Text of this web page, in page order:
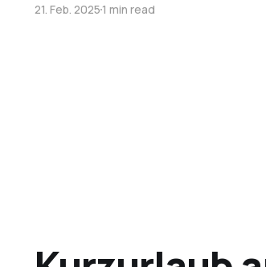
21. Feb. 20251 min read